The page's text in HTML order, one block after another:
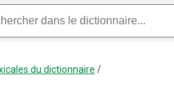
du dictionnaire /